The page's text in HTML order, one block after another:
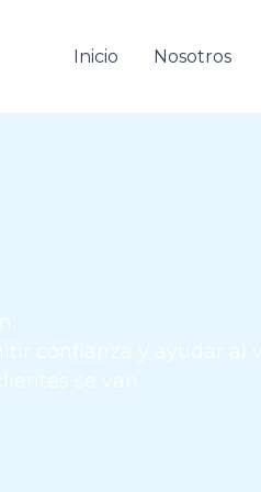
Inicio Nosotros
confianza y ayudar al
se van.